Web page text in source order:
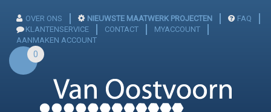
OVER ONS NIEUWSTE MAATWERK PROJECTEN
FAQ
KLANTENSERVICE
CONTACT
MYACCOUNT
AANMAKEN ACCOUNT
0